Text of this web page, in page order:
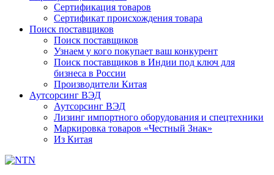
Сертификация товаров
Сертификат происхождения товара
Поиск поставщиков
Поиск поставщиков
Узнаем у кого покупает ваш конкурент
Поиск поставщиков в Индии под ключ для
бизнеса в России
Производители Китая
Аутсорсинг ВЭД
Аутсорсинг ВЭД
Лизинг импортного оборудования и спецтехники
Маркировка товаров «Честный Знак»
Из Китая